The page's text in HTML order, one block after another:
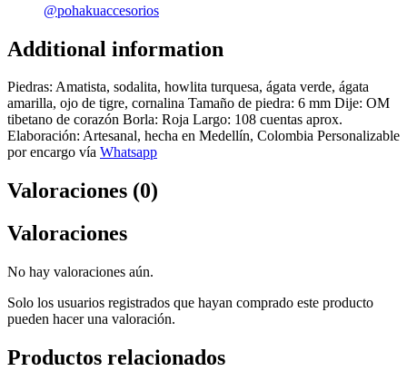
@pohakuaccesorios
Additional information
Piedras: Amatista, sodalita, howlita turquesa, ágata verde, ágata
amarilla, ojo de tigre, cornalina Tamaño de piedra: 6 mm Dije: OM
tibetano de corazón Borla: Roja Largo: 108 cuentas aprox.
Elaboración: Artesanal, hecha en Medellín, Colombia Personalizable
por encargo vía Whatsapp
Valoraciones (0)
Valoraciones
No hay valoraciones aún.
Solo los usuarios registrados que hayan comprado este producto
pueden hacer una valoración.
Productos relacionados